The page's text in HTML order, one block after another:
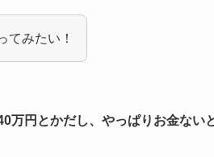
てみたい！
万円とかだし、やっぱりお金ない